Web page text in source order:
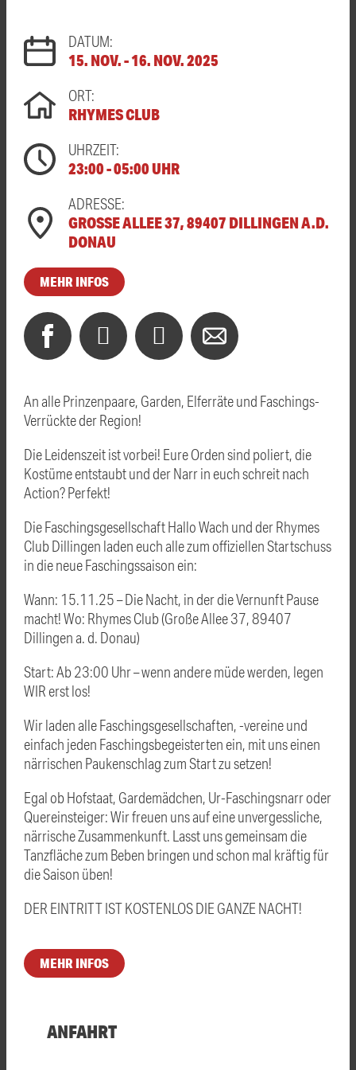
DATUM:
15. NOV. - 16. NOV. 2025
ORT:
RHYMES CLUB
UHRZEIT:
23:00 - 05:00 UHR
ADRESSE:
GROSSE ALLEE 37, 89407 DILLINGEN A.D. D
ONAU
MEHR INFOS
An alle Prinzenpaare, Garden, Elferräte und Faschings-
Verrückte der Region!
Die Leidenszeit ist vorbei! Eure Orden sind poliert, die
Kostüme entstaubt und der Narr in euch schreit nach
Action? Perfekt!
Die Faschingsgesellschaft Hallo Wach und der Rhymes
Club Dillingen laden euch alle zum offiziellen Startschuss
in die neue Faschingssaison ein:
Wann: 15.11.25 – Die Nacht, in der die Vernunft Pause
macht! Wo: Rhymes Club (Große Allee 37, 89407
Dillingen a. d. Donau)
Start: Ab 23:00 Uhr – wenn andere müde werden, legen
WIR erst los!
Wir laden alle Faschingsgesellschaften, -vereine und
einfach jeden Faschingsbegeisterten ein, mit uns einen
närrischen Paukenschlag zum Start zu setzen!
Egal ob Hofstaat, Gardemädchen, Ur-Faschingsnarr oder
Quereinsteiger: Wir freuen uns auf eine unvergessliche,
närrische Zusammenkunft. Lasst uns gemeinsam die
Tanzfläche zum Beben bringen und schon mal kräftig für
die Saison üben!
DER EINTRITT IST KOSTENLOS DIE GANZE NACHT!
MEHR INFOS
ANFAHRT